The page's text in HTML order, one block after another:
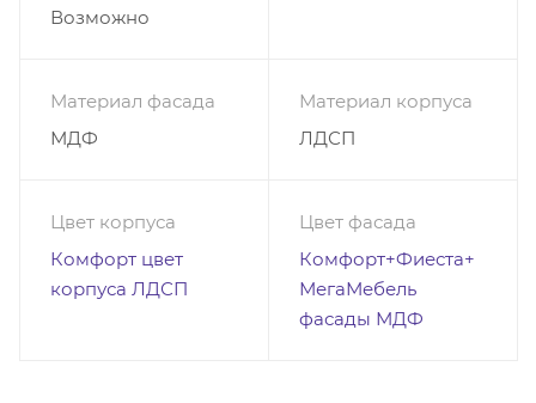
Возможно
Материал фасада
МДФ
Материал корпуса
ЛДСП
Цвет корпуса
Комфорт цвет
корпуса ЛДСП
Цвет фасада
Комфорт+Фиеста+
МегаМебель
фасады МДФ